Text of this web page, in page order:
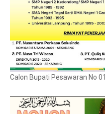
Calon Bupati Pesawaran No 01